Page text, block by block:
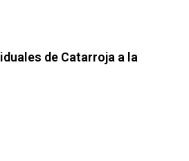
de Catarroja a la